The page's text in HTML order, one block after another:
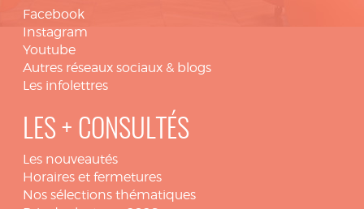
Facebook
Instagram
Youtube
Autres réseaux sociaux & blogs
Les infolettres
LES + CONSULTÉS
Les nouveautés
Horaires et fermetures
Nos sélections thématiques